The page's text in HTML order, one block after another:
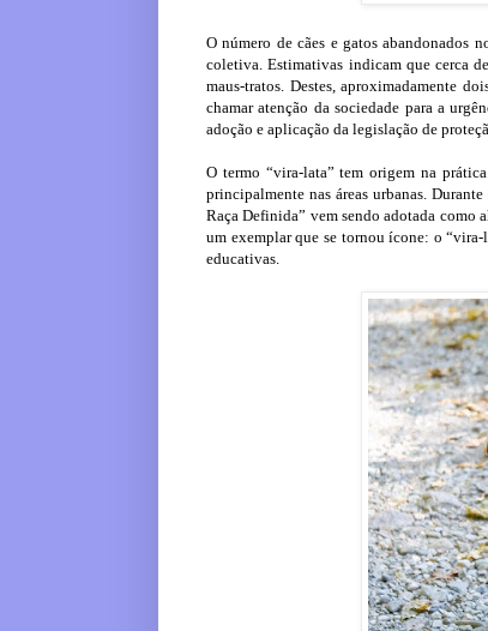
O número de cães e gatos abandonados
coletiva. Estimativas indicam que cerca
maus-tratos. Destes, aproximadamente
chamar atenção da sociedade para a
adoção e aplicação da legislação de
O termo “vira-lata” tem origem na
principalmente nas áreas urbanas.
Raça Definida” vem sendo adotada
um exemplar que se tornou ícone: o “vira-
educativas.